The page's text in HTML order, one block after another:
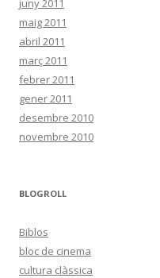
juny 2011
maig 2011
abril 2011
març 2011
febrer 2011
gener 2011
desembre 2010
novembre 2010
BLOGROLL
Biblos
bloc de cinema
cultura clàssica